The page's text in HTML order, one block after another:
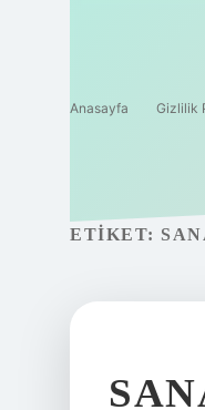
Anasayfa Gizlilik
ETIKET: